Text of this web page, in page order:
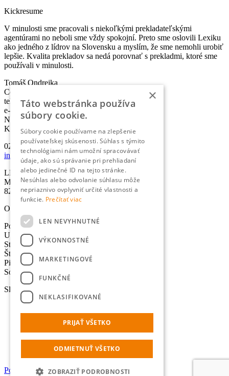
Kickresume
V minulosti sme pracovali s niekoľkými prekladateľskými
agentúrami no neboli sme vždy spokojní. Preto sme oslovili Lexiku
ako jedného z lídrov na Slovensku a myslím, že sme nemohli urobiť
lepšie. Kvalita prekladov sa nedá porovnať s prekladmi, ktoré sme
používali v minulosti.
Tomáš Ondrejka
Co-founder & Head of Marketing
telefón: +421 2 5010 6700
e-mail:
info@lexika.sk
Nájdete nás:
Kontakty
02/501 067 00
info@lexika.sk
LEXIKA s.r.o.
Miletičova 21
821 09 Bratislava
Otváracie hodiny
Pondelok: 8:30-17:00 hod.
Utorok: 8:30-17:00 hod.
Streda: 8:30-17:00 hod.
Štvrtok: 8:30-17:00 hod.
Piatok: 8:30-17:00 hod.
Sobota - Nedeľa: Zatvorené
Služby
Úradné preklady
Lokalizácia
Výpočet normostrán
Online prekladač
Portál pre dodávateľov
×
Táto webstránka používa
súbory cookie.
Súbory cookie používame na zlepšenie
používateľskej skúsenosti. Súhlas s týmito
technológiami nám umožní spracovávať
údaje, ako sú správanie pri prehliadaní
alebo jedinečné ID na tejto stránke.
Nesúhlas alebo odvolanie súhlasu môže
nepriaznivo ovplyvniť určité vlastnosti a
funkcie. Prečítať viac
LEN NEVYHNUTNÉ
VÝKONNOSTNÉ
MARKETINGOVÉ
FUNKČNÉ
NEKLASIFIKOVANÉ
PRIJAŤ VŠETKO
ODMIETNUŤ VŠETKO
ZOBRAZIŤ PODROBNOSTI